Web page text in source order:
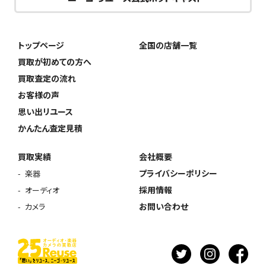
トップページ
買取が初めての方へ
買取査定の流れ
お客様の声
思い出リユース
かんたん査定見積
全国の店舗一覧
買取実績
楽器
オーディオ
カメラ
会社概要
プライバシーポリシー
採用情報
お問い合わせ